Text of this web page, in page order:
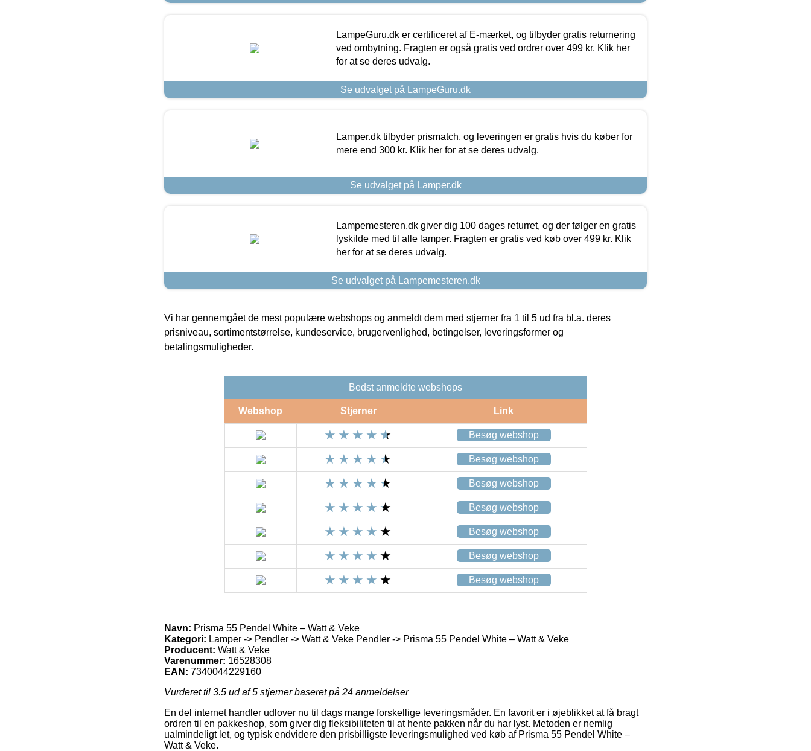
LampeGuru.dk er certificeret af E-mærket, og tilbyder gratis returnering
ved ombytning. Fragten er også gratis ved ordrer over 499 kr. Klik her
for at se deres udvalg.
Se udvalget på LampeGuru.dk
Lamper.dk tilbyder prismatch, og leveringen er gratis hvis du køber for
mere end 300 kr. Klik her for at se deres udvalg.
Se udvalget på Lamper.dk
Lampemesteren.dk giver dig 100 dages returret, og der følger en gratis
lyskilde med til alle lamper. Fragten er gratis ved køb over 499 kr. Klik
her for at se deres udvalg.
Se udvalget på Lampemesteren.dk
Vi har gennemgået de mest populære webshops og anmeldt dem med stjerner fra 1 til 5 ud fra bl.a. deres
prisniveau, sortimentstørrelse, kundeservice, brugervenlighed, betingelser, leveringsformer og
betalingsmuligheder.
Bedst anmeldte webshops
Webshop Stjerner Link
Besøg webshop
Besøg webshop
Besøg webshop
Besøg webshop
Besøg webshop
Besøg webshop
Besøg webshop
Navn: Prisma 55 Pendel White – Watt & Veke
Kategori: Lamper -> Pendler -> Watt & Veke Pendler -> Prisma 55 Pendel White – Watt & Veke
Producent: Watt & Veke
Varenummer: 16528308
EAN: 7340044229160
Vurderet til 3.5 ud af 5 stjerner baseret på 24 anmeldelser
En del internet handler udlover nu til dags mange forskellige leveringsmåder. En favorit er i øjeblikket at få bragt
ordren til en pakkeshop, som giver dig fleksibiliteten til at hente pakken når du har lyst. Metoden er nemlig
ualmindeligt let, og typisk endvidere den prisbilligste leveringsmulighed ved køb af Prisma 55 Pendel White –
Watt & Veke.